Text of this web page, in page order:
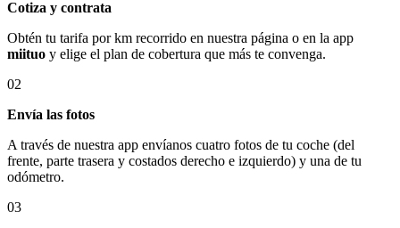
Cotiza y contrata
Obtén tu tarifa por km recorrido en nuestra página o en la app
miituo y elige el plan de cobertura que más te convenga.
02
Envía las fotos
A través de nuestra app envíanos cuatro fotos de tu coche (del
frente, parte trasera y costados derecho e izquierdo) y una de tu
odómetro.
03